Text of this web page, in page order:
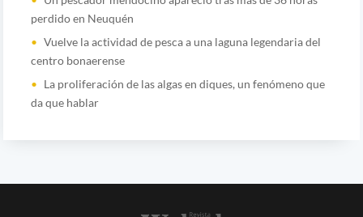
perdido en Neuquén
Vuelve la actividad de pesca a una laguna legendaria del
centro bonaerense
La proliferación de las algas en diques, un fenómeno que
da que hablar